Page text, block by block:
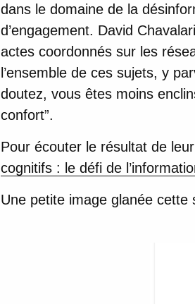
dans le domaine de la
d’engagement. David
actes coordonnés sur les
l’ensemble de ces sujets, y
doutez, vous êtes moins
confort”.
Pour écouter le résultat de
cognitifs : le défi de
Une petite image glanée cette